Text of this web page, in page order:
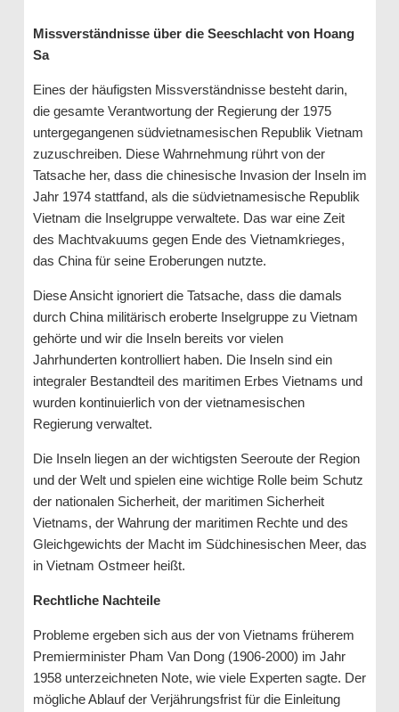
Missverständnisse über die Seeschlacht von Hoang
Sa
Eines der häufigsten Missverständnisse besteht darin,
die gesamte Verantwortung der Regierung der 1975
untergegangenen südvietnamesischen Republik Vietnam
zuzuschreiben. Diese Wahrnehmung rührt von der
Tatsache her, dass die chinesische Invasion der Inseln im
Jahr 1974 stattfand, als die südvietnamesische Republik
Vietnam die Inselgruppe verwaltete. Das war eine Zeit
des Machtvakuums gegen Ende des Vietnamkrieges,
das China für seine Eroberungen nutzte.
Diese Ansicht ignoriert die Tatsache, dass die damals
durch China militärisch eroberte Inselgruppe zu Vietnam
gehörte und wir die Inseln bereits vor vielen
Jahrhunderten kontrolliert haben. Die Inseln sind ein
integraler Bestandteil des maritimen Erbes Vietnams und
wurden kontinuierlich von der vietnamesischen
Regierung verwaltet.
Die Inseln liegen an der wichtigsten Seeroute der Region
und der Welt und spielen eine wichtige Rolle beim Schutz
der nationalen Sicherheit, der maritimen Sicherheit
Vietnams, der Wahrung der maritimen Rechte und des
Gleichgewichts der Macht im Südchinesischen Meer, das
in Vietnam Ostmeer heißt.
Rechtliche Nachteile
Probleme ergeben sich aus der von Vietnams früherem
Premierminister Pham Van Dong (1906-2000) im Jahr
1958 unterzeichneten Note, wie viele Experten sagte. Der
mögliche Ablauf der Verjährungsfrist für die Einleitung